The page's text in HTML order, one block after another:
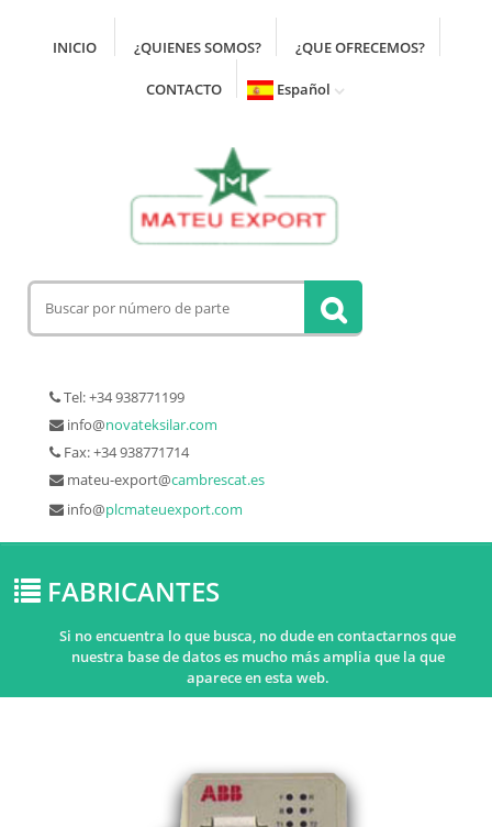
INICIO ¿QUIENES SOMOS? ¿QUE OFRECEMOS?
CONTACTO Español
Tel: +34 938771199
info@novateksilar.com
Fax: +34 938771714
mateu-export@cambrescat.es
info@plcmateuexport.com
FABRICANTES
Si no encuentra lo que busca, no dude en contactarnos que
nuestra base de datos es mucho más amplia que la que
aparece en esta web.